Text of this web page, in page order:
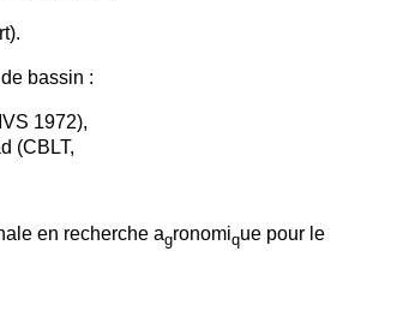
bassin :
1972),
(CBLT,
en recherche agronomique pour le